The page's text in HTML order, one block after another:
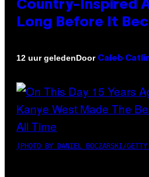
Country-Inspired
Long Before It
12 uur geledenDoor Caleb
(PHOTO BY DANIEL BOCZARSKI/